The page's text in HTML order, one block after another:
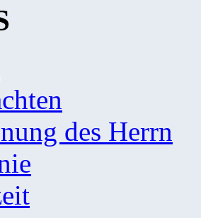
des Herrn